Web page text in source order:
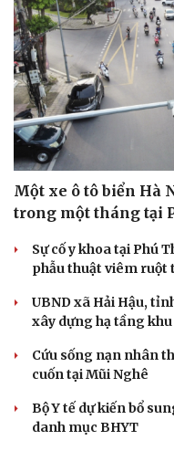
Một xe ô tô biển Hà
trong một tháng tại
Sự cố y khoa tại Phú
phẫu thuật viêm ruột
UBND xã Hải Hậu,
xây dựng hạ tầng
Cứu sống nạn nhân
cuốn tại Mũi Nghê
Bộ Y tế dự kiến bổ
danh mục BHYT